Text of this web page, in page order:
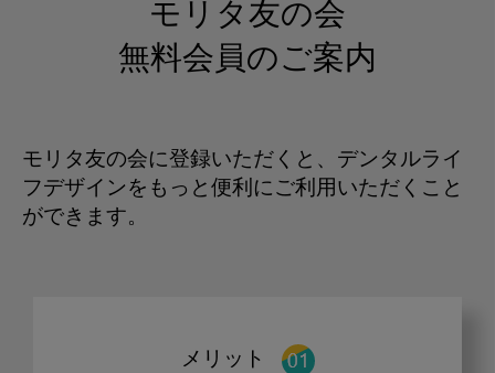
モリタ友の会
無料会員のご案内
モリタ友の会に登録いただくと、デンタルライ
フデザインをもっと便利にご利用いただくこと
ができます。
メリット